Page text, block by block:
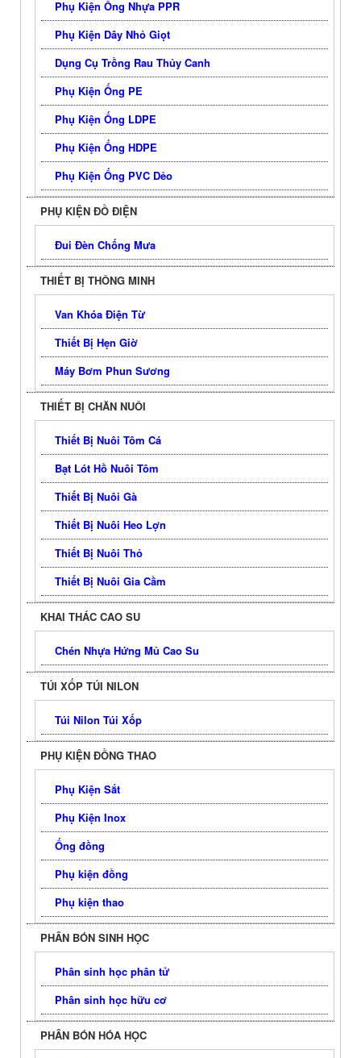
Phụ Kiện Ống Nhựa PPR
Phụ Kiện Dây Nhỏ Giọt
Dụng Cụ Trồng Rau Thủy Canh
Phụ Kiện Ống PE
Phụ Kiện Ống LDPE
Phụ Kiện Ống HDPE
Phụ Kiện Ống PVC Dẻo
PHỤ KIỆN ĐỒ ĐIỆN
Đui Đèn Chống Mưa
THIẾT BỊ THÔNG MINH
Van Khóa Điện Từ
Thiết Bị Hẹn Giờ
Máy Bơm Phun Sương
THIẾT BỊ CHĂN NUÔI
Thiết Bị Nuôi Tôm Cá
Bạt Lót Hồ Nuôi Tôm
Thiết Bị Nuôi Gà
Thiết Bị Nuôi Heo Lợn
Thiết Bị Nuôi Thỏ
Thiết Bị Nuôi Gia Cầm
KHAI THÁC CAO SU
Chén Nhựa Hứng Mủ Cao Su
TÚI XỐP TÚI NILON
Túi Nilon Túi Xốp
PHỤ KIỆN ĐỒNG THAO
Phụ Kiện Sắt
Phụ Kiện Inox
Ống đồng
Phụ kiện đồng
Phụ kiện thao
PHÂN BÓN SINH HỌC
Phân sinh học phân tử
Phân sinh học hữu cơ
PHÂN BÓN HÓA HỌC